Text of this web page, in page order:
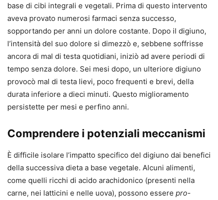
base di cibi integrali e vegetali. Prima di questo intervento
aveva provato numerosi farmaci senza successo,
sopportando per anni un dolore costante. Dopo il digiuno,
l’intensità del suo dolore si dimezzò e, sebbene soffrisse
ancora di mal di testa quotidiani, iniziò ad avere periodi di
tempo senza dolore. Sei mesi dopo, un ulteriore digiuno
provocò mal di testa lievi, poco frequenti e brevi, della
durata inferiore a dieci minuti. Questo miglioramento
persistette per mesi e perfino anni.
Comprendere i potenziali meccanismi
È difficile isolare l’impatto specifico del digiuno dai benefici
della successiva dieta a base vegetale. Alcuni alimenti,
come quelli ricchi di acido arachidonico (presenti nella
carne, nei latticini e nelle uova), possono essere pro-